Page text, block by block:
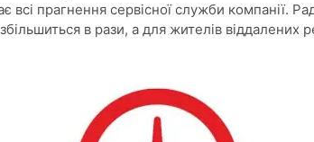
всі прагнення сервісної служби компанії.
в рази, а для жителів віддалених